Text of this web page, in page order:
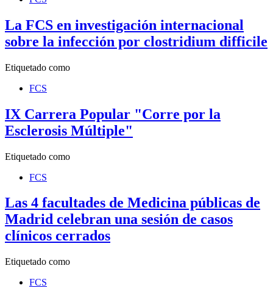
La FCS en investigación internacional
sobre la infección por clostridium difficile
Etiquetado como
FCS
IX Carrera Popular "Corre por la
Esclerosis Múltiple"
Etiquetado como
FCS
Las 4 facultades de Medicina públicas de
Madrid celebran una sesión de casos
clínicos cerrados
Etiquetado como
FCS